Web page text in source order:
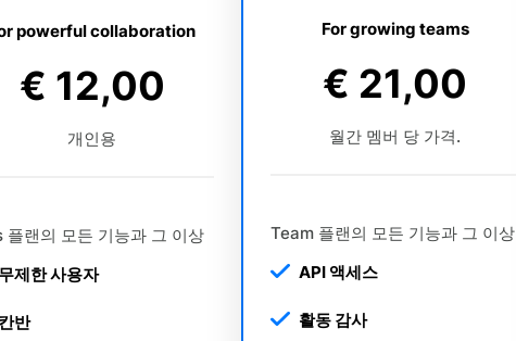
powerful collaboration
€ 12,00
개인용
플랜의 모든 기능과 그 이상
제한 사용자
반
For growing teams
€ 21,00
월간 멤버 당 가격.
Team 플랜의 모든 기능과 그 이상
API 액세스
활동 감사